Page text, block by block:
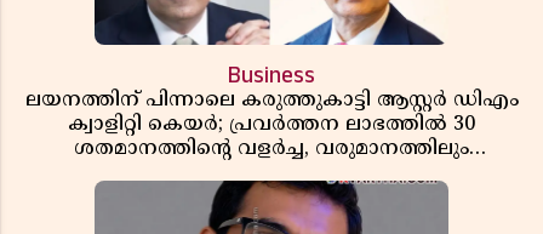
Business
ലയനത്തിന് പിന്നാലെ കരുത്തുകാട്ടി ആസ്റ്റർ ഡിഎം
ക്വാളിറ്റി കെയർ; പ്രവർത്തന ലാഭത്തിൽ 30
ശതമാനത്തിൻ്റെ വളർച്ച, വരുമാനത്തിലും
റിപ്പോർട്ട് പുറത്ത്